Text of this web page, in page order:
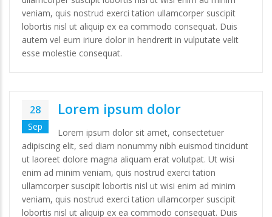
veniam, quis nostrud exerci tation ullamcorper suscipit
lobortis nisl ut aliquip ex ea commodo consequat. Duis
autem vel eum iriure dolor in hendrerit in vulputate velit
esse molestie consequat.
28
Sep
Lorem ipsum dolor
Lorem ipsum dolor sit amet, consectetuer
adipiscing elit, sed diam nonummy nibh euismod tincidunt
ut laoreet dolore magna aliquam erat volutpat. Ut wisi
enim ad minim veniam, quis nostrud exerci tation
ullamcorper suscipit lobortis nisl ut wisi enim ad minim
veniam, quis nostrud exerci tation ullamcorper suscipit
lobortis nisl ut aliquip ex ea commodo consequat. Duis